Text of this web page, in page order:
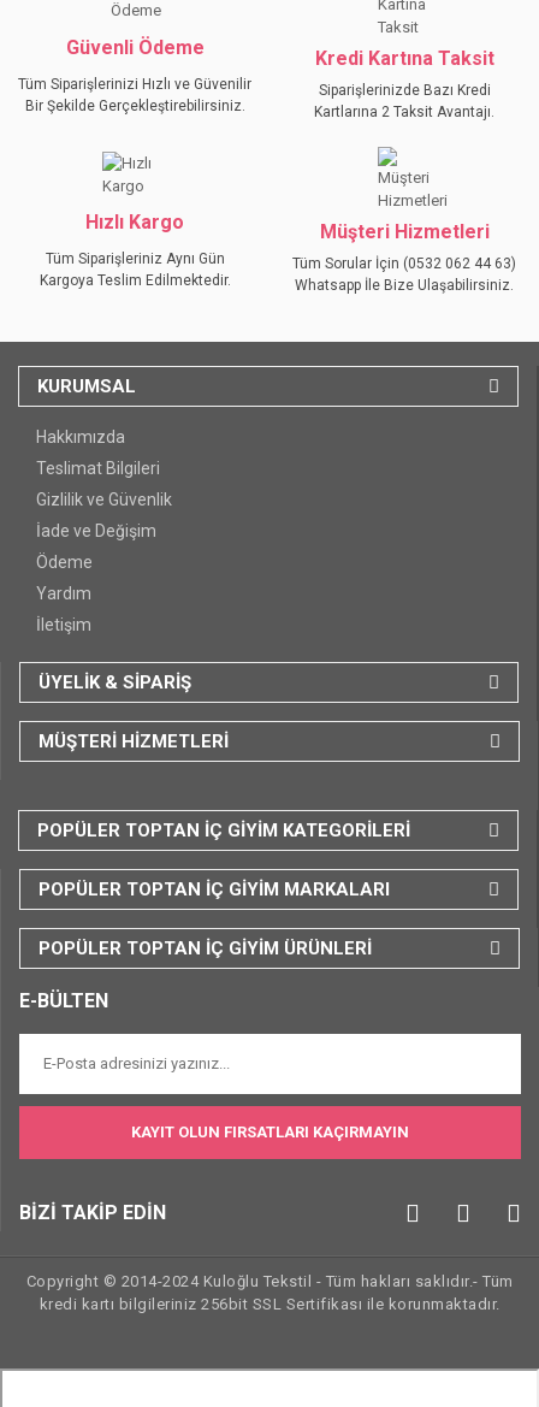
Bu ürüne benzer farklı alternatifler olmalı.
Güvenli Ödeme
Tüm Siparişlerinizi Hızlı ve Güvenilir
Bir Şekilde Gerçekleştirebilirsiniz.
Kredi Kartına Taksit
Siparişlerinizde Bazı Kredi
Kartlarına 2 Taksit Avantajı.
Hızlı Kargo
Tüm Siparişleriniz Aynı Gün
Kargoya Teslim Edilmektedir.
Müşteri Hizmetleri
Tüm Sorular İçin (0532 062 44 63)
Whatsapp İle Bize Ulaşabilirsiniz.
KURUMSAL
Hakkımızda
Teslimat Bilgileri
Gizlilik ve Güvenlik
İade ve Değişim
Ödeme
Yardım
İletişim
ÜYELİK & SİPARİŞ
MÜŞTERİ HİZMETLERİ
POPÜLER TOPTAN İÇ GİYİM KATEGORİLERİ
POPÜLER TOPTAN İÇ GİYİM MARKALARI
POPÜLER TOPTAN İÇ GİYİM ÜRÜNLERİ
E-BÜLTEN
KAYIT OLUN FIRSATLARI KAÇIRMAYIN
BİZİ TAKİP EDİN
Copyright © 2014-2024 Kuloğlu Tekstil - Tüm hakları saklıdır.- Tüm
kredi kartı bilgileriniz 256bit SSL Sertifikası ile korunmaktadır.